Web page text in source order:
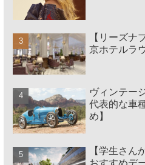
【リーズナ
京ホテルラ
ヴィンテー
代表的な車
め】
【学生さん
おすすめデ